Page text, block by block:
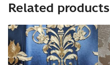
Related products